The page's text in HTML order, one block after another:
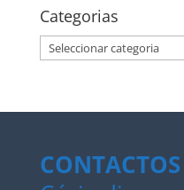
Categorias
Categorias
CONTACTOS